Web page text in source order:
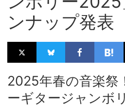
ンナップ発表
2025年春の音楽祭
ーギタージャンボ